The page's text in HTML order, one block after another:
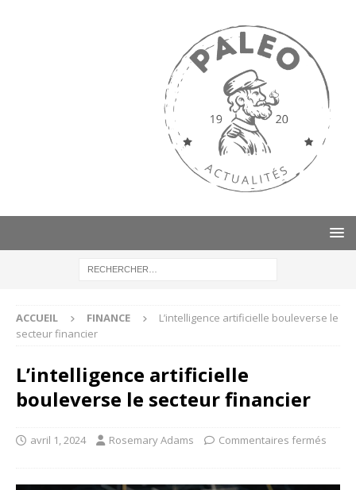
ACCUEIL FINANCE
L’intelligence artificielle bouleverse le
secteur financier
L’intelligence artificielle
bouleverse le secteur financier
avril 1, 2024 Rosemary Adams Commentaires fermés